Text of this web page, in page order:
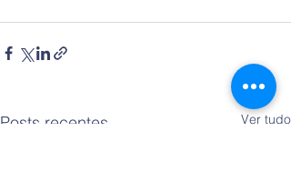
Posts recentes Ver tudo